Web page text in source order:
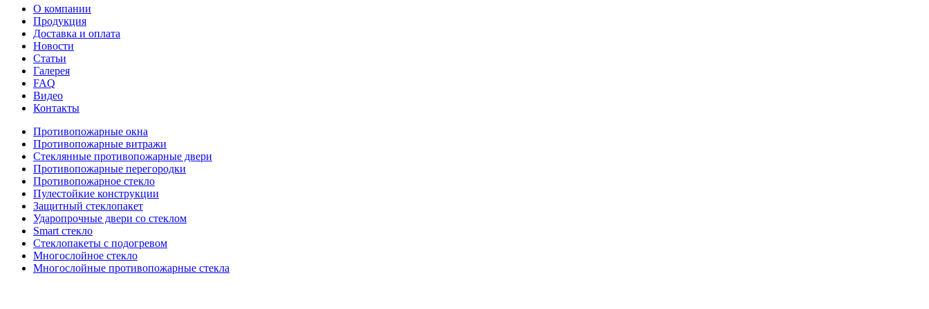
О компании
Продукция
Доставка и оплата
Новости
Статьи
Галерея
FAQ
Видео
Контакты
Противопожарные окна
Противопожарные витражи
Стеклянные противопожарные двери
Противопожарные перегородки
Противопожарное стекло
Пулестойкие конструкции
Защитный стеклопакет
Ударопрочные двери со стеклом
Smart стекло
Cтеклопакеты с подогревом
Многослойное стекло
Многослойные противопожарные стекла